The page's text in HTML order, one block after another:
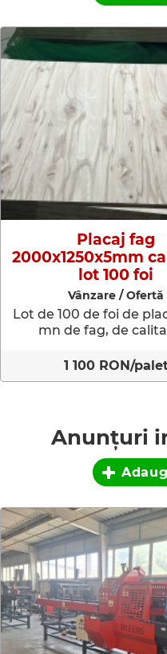
Placaj fag
2000x1250x5mm
lot 100 foi
Vânzare / Ofertă
Lot de 100 de foi de
mn de fag, de
1 100 RON/
Anunțuri